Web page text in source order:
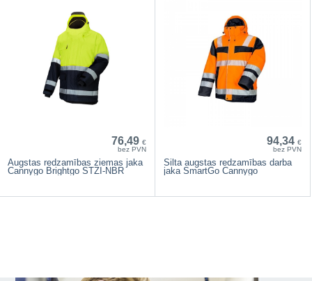
76,49 €
bez PVN
Augstas redzamības ziemas jaka
Cannygo Brightgo STZI-NBR
94,34 €
bez PVN
Silta augstas redzamības darba
jaka SmartGo Cannygo